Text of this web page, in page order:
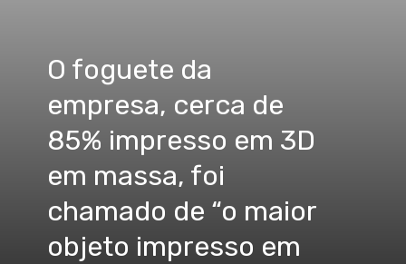
O foguete da
empresa, cerca de
85% impresso em 3D
em massa, foi
chamado de “o maior
objeto impresso em